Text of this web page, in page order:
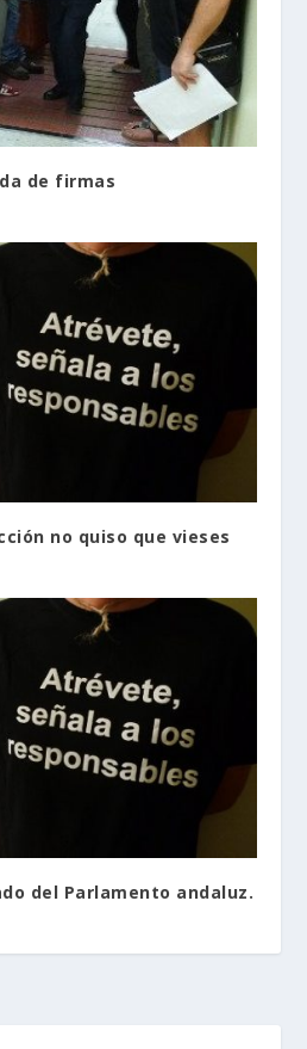
de firmas
no quiso que vieses
del Parlamento andaluz.